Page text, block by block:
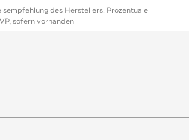
des Herstellers. Prozentuale
sofern vorhanden